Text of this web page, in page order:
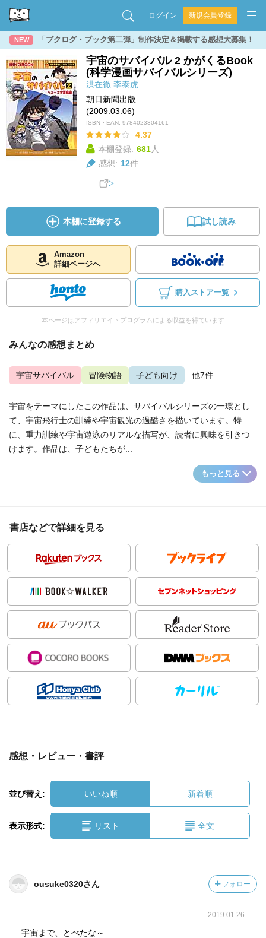
ログイン 新規会員登録
NEW 「ブクログ・ブック第二弾」制作決定＆掲載する感想大募集！
宇宙のサバイバル 2 かがくるBook
(科学漫画サバイバルシリーズ)
洪在徹 李泰虎
朝日新聞出版
(2009.03.06)
ISBN・EAN: 9784023304161
4.37
本棚登録: 681人
感想: 12件
本棚に登録する 試し読み
Amazon
詳細ページへ
購入ストア一覧
本ページはアフィリエイトプログラムによる収益を得ています
みんなの感想まとめ
宇宙サバイバル 冒険物語 子ども向け ...他7件
宇宙をテーマにしたこの作品は、サバイバルシリーズの一環とし
て、宇宙飛行士の訓練や宇宙観光の過酷さを描いています。特
に、重力訓練や宇宙遊泳のリアルな描写が、読者に興味を引きつ
けます。作品は、子どもたちが...
もっと見る
書店などで詳細を見る
感想・レビュー・書評
並び替え: いいね順 新着順
表示形式: リスト 全文
ousuke0320さん フォロー
2019.01.26
宇宙まで、とべたな～